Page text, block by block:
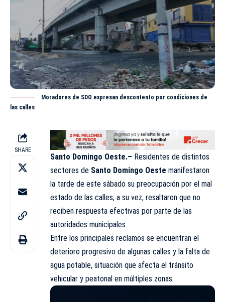
Moradores de SDO expresan descontento por condiciones de
las calles
SHARE
Santo Domingo Oeste.– Residentes de distintos
sectores de Santo Domingo Oeste manifestaron
la tarde de este sábado su preocupación por el mal
estado de las calles, a su vez, resaltaron que no
reciben respuesta efectivas por parte de las
autoridades municipales.
Entre los principales reclamos se encuentran el
deterioro progresivo de algunas calles y la falta de
agua potable, situación que afecta el tránsito
vehicular y peatonal en múltiples zonas.